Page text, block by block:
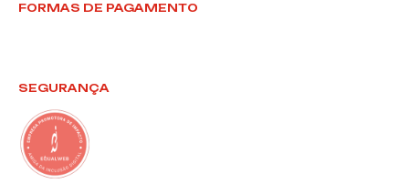
FORMAS DE PAGAMENTO
SEGURANÇA